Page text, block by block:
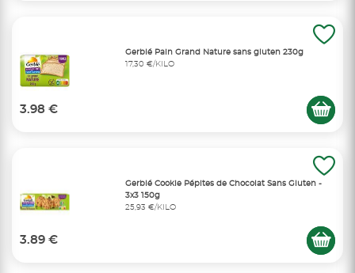
Gerblé Pain Grand Nature sans gluten 230g
17,30 €/KILO
3.98 €
Gerblé Cookie Pépites de Chocolat Sans Gluten -
3x3 150g
25,93 €/KILO
3.89 €